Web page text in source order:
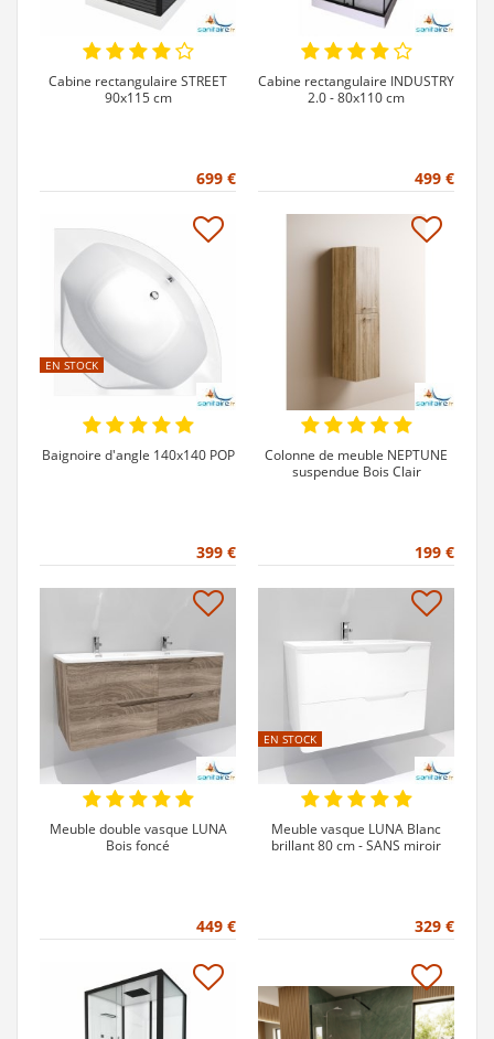
Cabine rectangulaire STREET
90x115 cm
699 €
Cabine rectangulaire INDUSTRY
2.0 - 80x110 cm
499 €
EN STOCK
Baignoire d'angle 140x140 POP
399 €
Colonne de meuble NEPTUNE
suspendue Bois Clair
199 €
Meuble double vasque LUNA
Bois foncé
449 €
EN STOCK
Meuble vasque LUNA Blanc
brillant 80 cm - SANS miroir
329 €